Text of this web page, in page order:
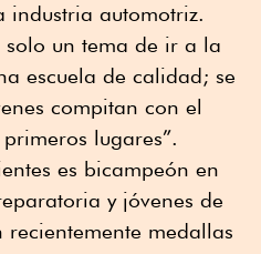
industria automotriz.
solo un tema de ir a la
escuela de calidad; se
compitan con el
lugares”.
es bicampeón en
y jóvenes de
medallas